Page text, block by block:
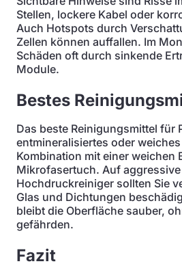
Stellen, lockere Kabel oder
Auch Hotspots durch
Zellen können auffallen. Im
Schäden oft durch sinkende
Module.
Bestes
Das beste Reinigungsmittel für
entmineralisiertes oder
Kombination mit einer weichen
Mikrofasertuch. Auf
Hochdruckreiniger sollten Sie
Glas und Dichtungen
bleibt die Oberfläche sauber,
gefährden.
Fazit